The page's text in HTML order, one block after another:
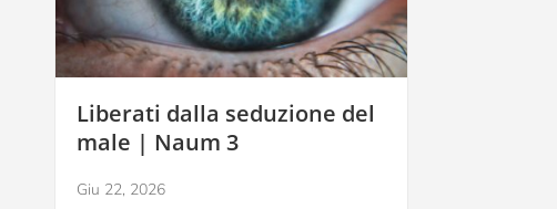
Liberati dalla seduzione del
male | Naum 3
Giu 22, 2026